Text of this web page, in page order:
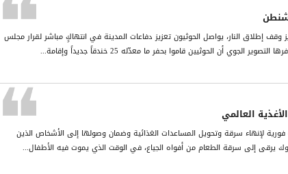
وقف إطلاق النار، يواصل الحوثيون تعزيز دفاعات المدينة في انتهاكٍ مباشر لقرار مجلس
العالمي
لإنهاء سرقة وتحويل المساعدات الغذائية وضمان وصولها إلى الأشخاص الذين
يرقى إلى سرقة الطعام من أفواه الجياع، في الوقت الذي يموت فيه الأطفال...